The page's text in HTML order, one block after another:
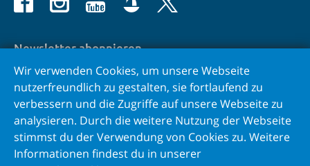
Newsletter abonnieren
E-Mail
Kontakt
Impressum
Wir verwenden Cookies, um unsere Webseite
nutzerfreundlich zu gestalten, sie fortlaufend zu
verbessern und die Zugriffe auf unsere Webseite zu
analysieren. Durch die weitere Nutzung der Webseite
stimmst du der Verwendung von Cookies zu. Weitere
Informationen findest du in unserer